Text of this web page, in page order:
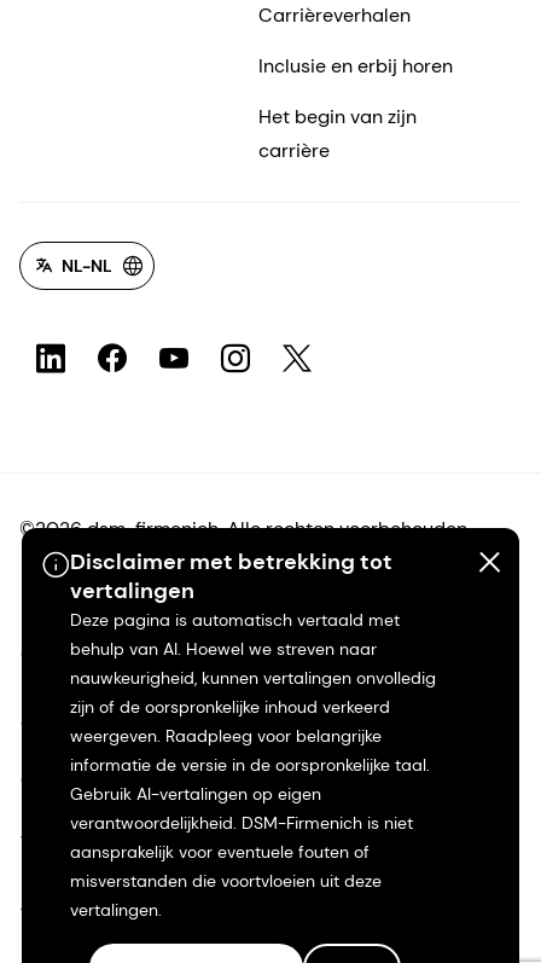
Disclaimer met betrekking tot
vertalingen
Deze pagina is automatisch vertaald met
behulp van AI. Hoewel we streven naar
nauwkeurigheid, kunnen vertalingen onvolledig
zijn of de oorspronkelijke inhoud verkeerd
weergeven. Raadpleeg voor belangrijke
informatie de versie in de oorspronkelijke taal.
Gebruik AI-vertalingen op eigen
verantwoordelijkheid. DSM-Firmenich is niet
aansprakelijk voor eventuele fouten of
misverstanden die voortvloeien uit deze
vertalingen.
Carrièreverhalen
Inclusie en erbij horen
Het begin van zijn
carrière
NL-NL
©2026 dsm-firmenich. Alle rechten voorbehouden.
Privacyverklaring
Gebruiksvoorwaarden
Algemene voorwaarden
Californië Transparantie
Toegankelijkheidsverklaring
Juridische informatie